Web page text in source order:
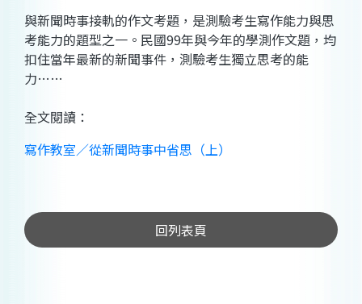
與新聞時事接軌的作文考題，是測驗考生寫作能力與思
考能力的題型之一。民國99年與今年的學測作文題，均
扣住當年最新的新聞事件，測驗考生獨立思考的能
力……
全文閱讀：
寫作教室／從新聞時事中省思（上）
回列表頁